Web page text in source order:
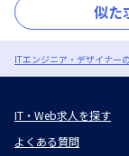
似た
ITエンジニア・デザイナー
IT・Web求人を探す
よくある質問